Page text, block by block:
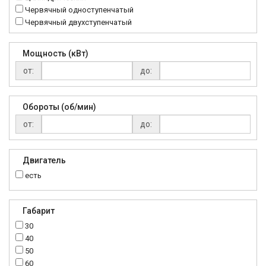
Червячный одноступенчатый
Червячный двухступенчатый
Мощность (кВт)
от:
до:
Обороты (об/мин)
от:
до:
Двигатель
есть
Габарит
30
40
50
60